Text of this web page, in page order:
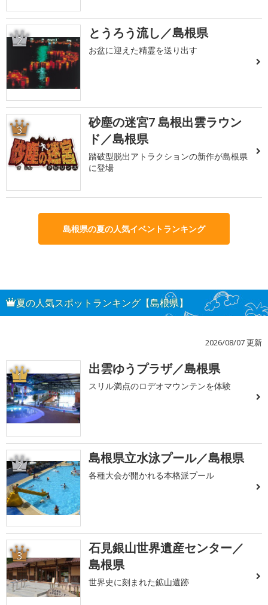
2 とうろう流し／島根県
お盆に迎えた精霊を送り出す
3
砂塵の迷宮7 島根出雲ラウン
ド／島根県
踏破型脱出アトラクションの新作が島根県
に登場
島根県の夏の人気イベントランキング
夏の人気スポットランキング【島根県】
2026/08/07 更新
1 出雲ゆうプラザ／島根県
スリル満点のロデオマウンテンを体験
2 島根県立水泳プール／島根県
各種大会が開かれる本格派プール
3
石見銀山世界遺産センター／
島根県
世界史に刻まれた鉱山遺跡